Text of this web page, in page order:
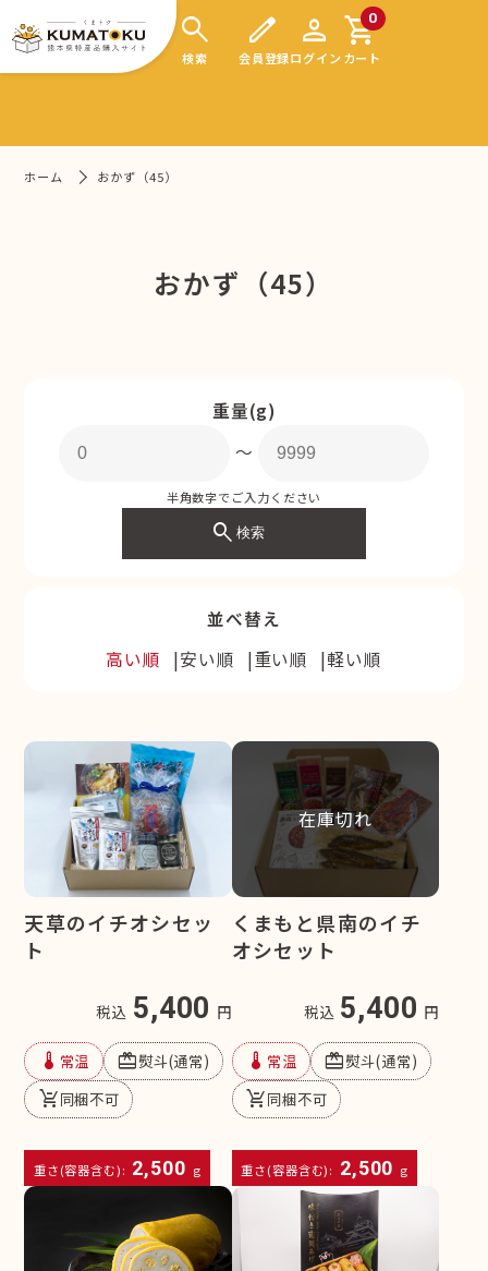
search
検索
edit
会員登録
person
ログイン
0
shopping_cart
カート
ホーム おかず（45）
おかず（45）
重量(g)
〜
半角数字でご入力ください
search検索
並べ替え
高い順
安い順 重い順 軽い順
天草のイチオシセッ
ト
税込 5,400 円
device_thermostat 常温 redeem熨斗(通常)
remove_shopping_cart同梱不可
重さ(容器含む): 2,500 g
在庫切れ
くまもと県南のイチ
オシセット
税込 5,400 円
device_thermostat 常温 redeem熨斗(通常)
remove_shopping_cart同梱不可
重さ(容器含む): 2,500 g